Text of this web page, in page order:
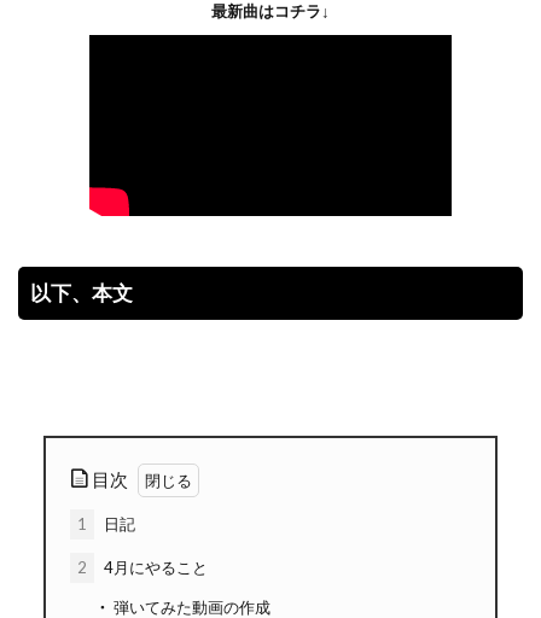
最新曲はコチラ↓
以下、本文
目次
1 日記
2 4月にやること
弾いてみた動画の作成